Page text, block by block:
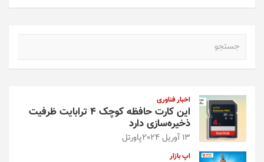
اخبار فناوری
این کارت حافظه کوچک ۴ ترابایت ظرفیت
ذخیره‌سازی دارد
13 آوریل 2024 پاورتل
اپ بازار